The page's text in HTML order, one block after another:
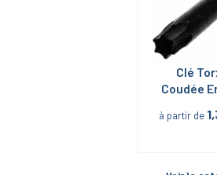
Clé
Coudée
à partir de